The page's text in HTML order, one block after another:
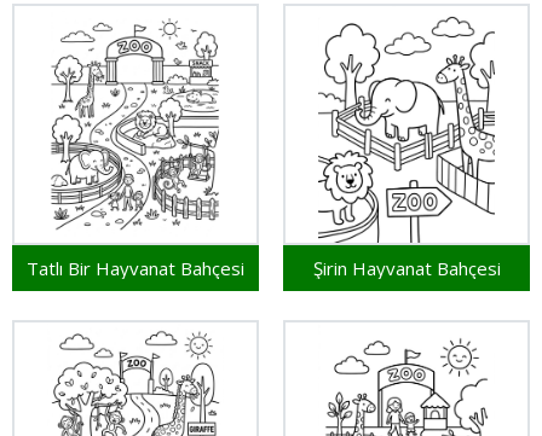
Tatlı Bir Hayvanat Bahçesi Şirin Hayvanat Bahçesi